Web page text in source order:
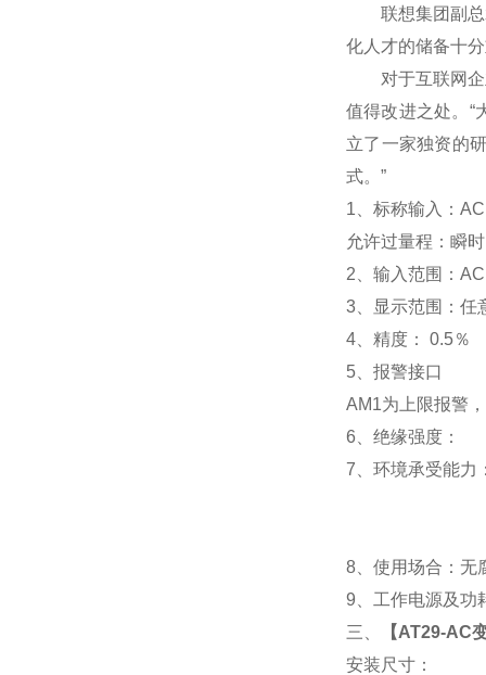
联想集团副总裁
化人才的储备十
对于互联网企业
值得改进之处。“
立了一家独资的
式。”
1 、标称输入：
允许过量程：瞬
2 、输入范围：
3
显示范围： 任
4 、精度： 0.5％
5
报警接口
AM1为上限报警
6
绝缘强度：
7
环境承受
8 、使用场合：
9 、工作电源及功
三、
【AT29-AC
安装尺寸：